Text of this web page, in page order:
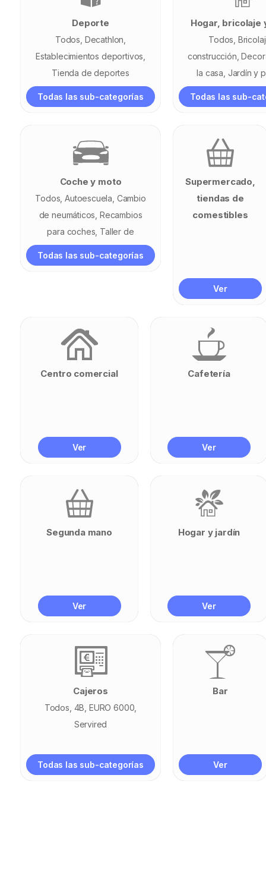
Deporte
Todos Decathlon
Establecimientos deportivos
Tienda de deportes
Todas las sub-categorías
Hogar, bricolaje
Todos
construcción
la casa Jardín y
Muebles
Todas las sub-
Coche y moto
Todos Autoescuela Cambio
de neumáticos Recambios
para coches Taller de
coches
Todas las sub-categorías
Supermercado,
tiendas de
comestibles
Ver
Centro comercial
Ver
Cafetería
Ver
Segunda mano
Ver
Hogar y jardín
Ver
Cajeros
Todos 4B EURO 6000
Servired
Todas las sub-categorías
Bar
Ver